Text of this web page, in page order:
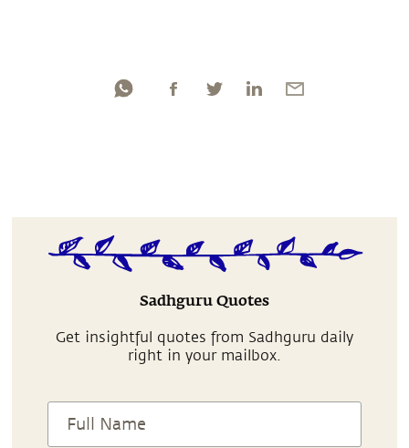
Sadhguru Quotes
Get insightful quotes from Sadhguru daily
right in your mailbox.